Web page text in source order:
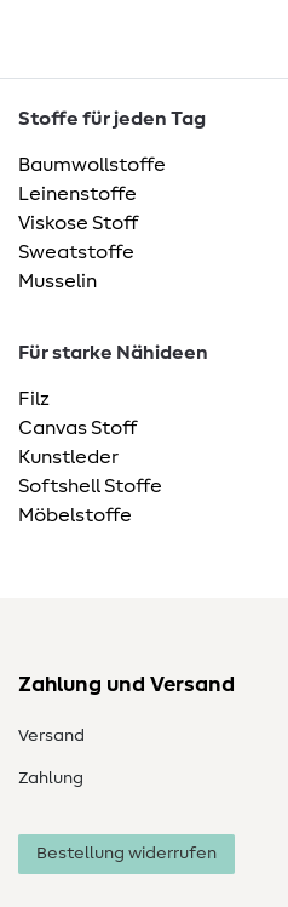
Stoffe für jeden Tag
Baumwollstoffe
Leinenstoffe
Viskose Stoff
Sweatstoffe
Musselin
Für starke Nähideen
Filz
Canvas Stoff
Kunstleder
Softshell Stoffe
Möbelstoffe
Zahlung und Versand
Versand
Zahlung
Bestellung widerrufen